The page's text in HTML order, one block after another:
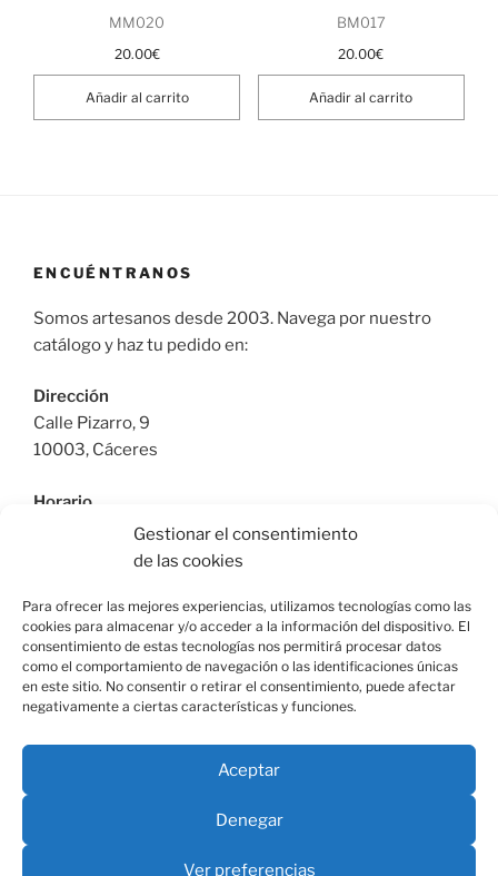
Gestionar el consentimiento
de las cookies
Para ofrecer las mejores experiencias, utilizamos tecnologías como las
cookies para almacenar y/o acceder a la información del dispositivo. El
consentimiento de estas tecnologías nos permitirá procesar datos
como el comportamiento de navegación o las identificaciones únicas
en este sitio. No consentir o retirar el consentimiento, puede afectar
negativamente a ciertas características y funciones.
Aceptar
Denegar
Ver preferencias
MM020
20.00€
Añadir al carrito
BM017
20.00€
Añadir al carrito
ENCUÉNTRANOS
Somos artesanos desde 2003. Navega por nuestro
catálogo y haz tu pedido en:
Dirección
Calle Pizarro, 9
10003, Cáceres
Horario
De Lunes a Viernes: 9:30h a 13:30h | 17:30 a 21:00h
Sábado: 10:30h a 14:00h |
Teléfono
615664955
Correo